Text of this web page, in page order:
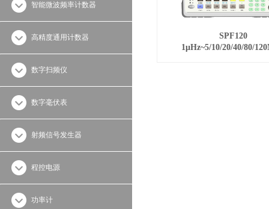
智能微波频率计数器
高精度通用计数器
数字扫频仪
数字毫伏表
射频信号发生器
程控电源
功率计
SPF120
1μHz~5/10/20/40/80/